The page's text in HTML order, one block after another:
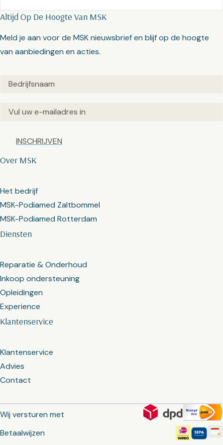
Klantenservice
Klantenservice
Advies
Contact
Diensten
Reparatie & Onderhoud
Inkoop ondersteuning
Opleidingen
Experience
Over MSK
Het bedrijf
MSK-Podiamed Zaltbommel
MSK-Podiamed Rotterdam
Altijd Op De Hoogte Van MSK
Meld je aan voor de MSK nieuwsbrief en blijf op de hoogte
van aanbiedingen en acties.
Untitled(Vereist)
Email(Vereist)
Captcha
Wij versturen met
Betaalwijzen